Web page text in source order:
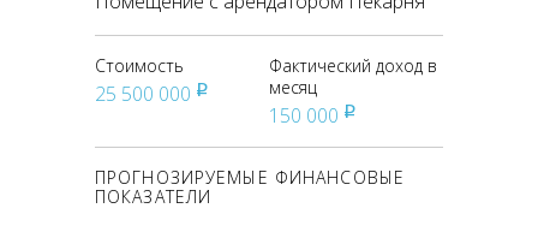
Стоимость
25 500 000 pуб
Фактический доход в
месяц
150 000 pуб
ПРОГНОЗИРУЕМЫЕ ФИНАНСОВЫЕ
ПОКАЗАТЕЛИ